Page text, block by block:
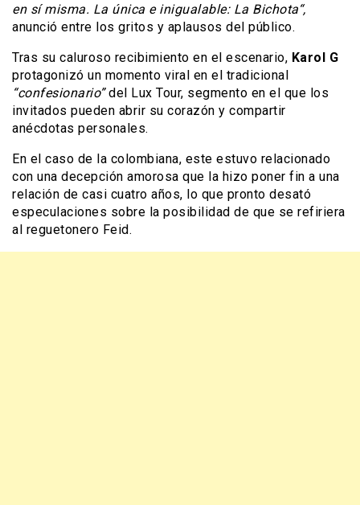
en sí misma. La única e inigualable: La Bichota“,
anunció entre los gritos y aplausos del público.
Tras su caluroso recibimiento en el escenario, Karol G
protagonizó un momento viral en el tradicional
“confesionario”del Lux Tour, segmento en el que los
invitados pueden abrir su corazón y compartir
anécdotas personales.
En el caso de la colombiana, este estuvo relacionado
con una decepción amorosa que la hizo poner fin a una
relación de casi cuatro años, lo que pronto desató
especulaciones sobre la posibilidad de que se refiriera
al reguetonero Feid.